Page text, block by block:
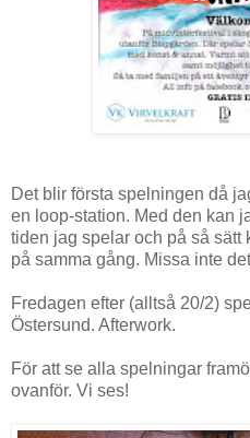
Det blir första spelningen då
en loop-station. Med den kan
tiden jag spelar och på så sätt
på samma gång. Missa inte
Fredagen efter (alltså 20/2)
Östersund. Afterwork.
För att se alla spelningar
ovanför. Vi ses!